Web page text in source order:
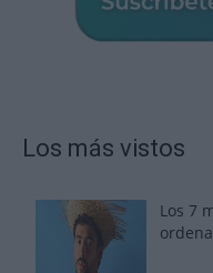
Los más vistos
Los 7